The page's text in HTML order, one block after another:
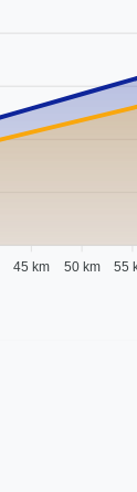
45 km 50 km 55